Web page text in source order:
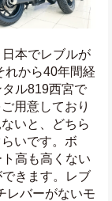
本でレブルが
れから40年間経
ル819西宮で
用意しており
いと、どちら
いです。ボ
高も高くない
きます。レブ
レバーがないモ